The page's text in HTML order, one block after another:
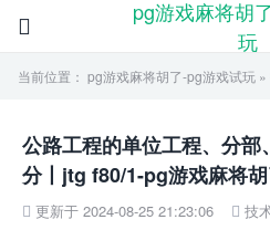
pg游戏麻将胡
玩

当前位置： pg游戏麻将胡了-pg游戏试玩 »
公路工程的单位工程、分
分丨jtg f80/1-pg游戏麻将
 更新于 2024-08-25 21:23:06  技